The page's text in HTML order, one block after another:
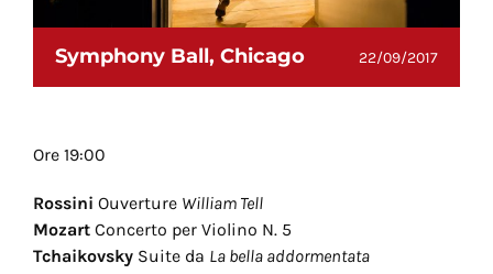
Symphony Ball, Chicago 22/09/2017
Ore 19:00
Rossini Ouverture William Tell
Mozart Concerto per Violino N. 5
Tchaikovsky Suite da La bella addormentata